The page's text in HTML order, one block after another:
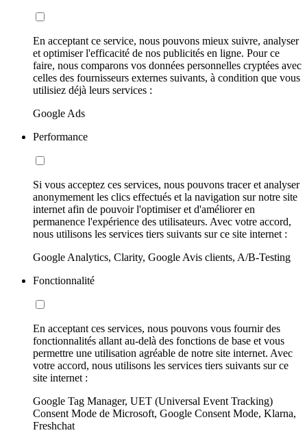
En acceptant ce service, nous pouvons mieux suivre, analyser
et optimiser l'efficacité de nos publicités en ligne. Pour ce
faire, nous comparons vos données personnelles cryptées avec
celles des fournisseurs externes suivants, à condition que vous
utilisiez déjà leurs services :
Google Ads
Performance
Si vous acceptez ces services, nous pouvons tracer et analyser
anonymement les clics effectués et la navigation sur notre site
internet afin de pouvoir l'optimiser et d'améliorer en
permanence l'expérience des utilisateurs. Avec votre accord,
nous utilisons les services tiers suivants sur ce site internet :
Google Analytics, Clarity, Google Avis clients, A/B-Testing
Fonctionnalité
En acceptant ces services, nous pouvons vous fournir des
fonctionnalités allant au-delà des fonctions de base et vous
permettre une utilisation agréable de notre site internet. Avec
votre accord, nous utilisons les services tiers suivants sur ce
site internet :
Google Tag Manager, UET (Universal Event Tracking)
Consent Mode de Microsoft, Google Consent Mode, Klarna,
Freshchat